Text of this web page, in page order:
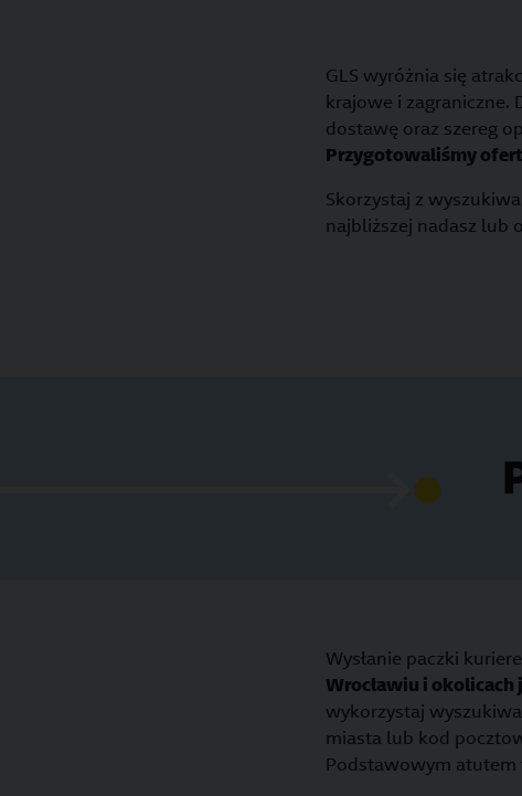
GLS wyróżnia się
krajowe i zagraniczne.
dostawę oraz szereg
Przygotowaliśmy
Skorzystaj z
najbliższej nadasz lub
Wysłanie paczki
Wrocławiu i okolicach
wykorzystaj
miasta lub kod
Podstawowym atutem